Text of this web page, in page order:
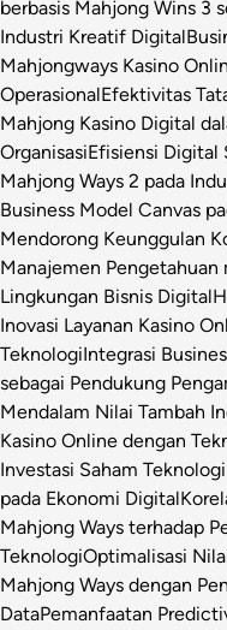
berbasis Mahjong Wins 3
Industri Kreatif Digital
Mahjongways Kasino
OperasionalEfektivitas
Mahjong Kasino Digital
OrganisasiEfisiensi Digital
Mahjong Ways 2 pada
Business Model Canvas
Mendorong Keunggulan
Manajemen Pengetahuan
Lingkungan Bisnis Digital
Inovasi Layanan Kasino
TeknologiIntegrasi
sebagai Pendukung
Mendalam Nilai Tambah
Kasino Online dengan
Investasi Saham
pada Ekonomi Digital
Mahjong Ways terhadap
TeknologiOptimalisasi
Mahjong Ways dengan
DataPemanfaatan